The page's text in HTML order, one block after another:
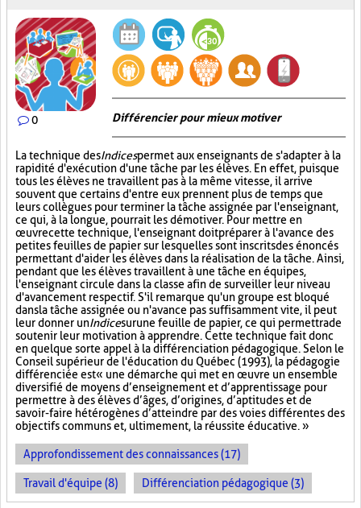
0 Différencier pour mieux motiver
La technique desIndicespermet aux enseignants de s'adapter à la
rapidité d'exécution d'une tâche par les élèves. En effet, puisque
tous les élèves ne travaillent pas à la même vitesse, il arrive
souvent que certains d'entre eux prennent plus de temps que
leurs collègues pour terminer la tâche assignée par l'enseignant,
ce qui, à la longue, pourrait les démotiver. Pour mettre en
œuvre cette technique, l'enseignant doit préparer à l'avance des
petites feuilles de papier sur lesquelles sont inscrits des énoncés
permettant d'aider les élèves dans la réalisation de la tâche. Ainsi,
pendant que les élèves travaillent à une tâche en équipes,
l'enseignant circule dans la classe afin de surveiller leur niveau
d'avancement respectif. S'il remarque qu'un groupe est bloqué
dans la tâche assignée ou n'avance pas suffisamment vite, il peut
leur donner unIndicesurune feuille de papier, ce qui permettra de
soutenir leur motivation à apprendre. Cette technique fait donc
en quelque sorte appel à la différenciation pédagogique. Selon le
Conseil supérieur de l'éducation du Québec (1993), la pédagogie
différenciée est « une démarche qui met en œuvre un ensemble
diversifié de moyens d’enseignement et d’apprentissage pour
permettre à des élèves d’âges, d’origines, d’aptitudes et de
savoir-faire hétérogènes d’atteindre par des voies différentes des
objectifs communs et, ultimement, la réussite éducative. »
Approfondissement des connaissances (17)
Travail d'équipe (8) Différenciation pédagogique (3)